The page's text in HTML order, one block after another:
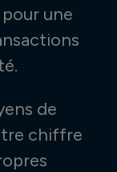
une
de
chiffre